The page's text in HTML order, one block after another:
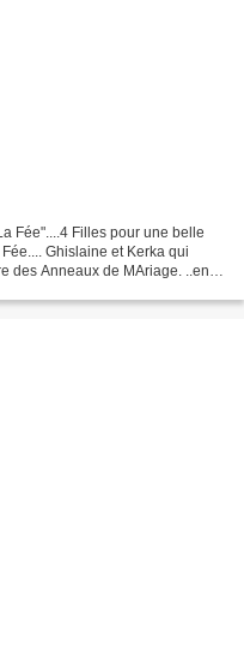
Fée"....4 Filles pour une belle
Ghislaine et Kerka qui
des Anneaux de MAriage. ..en